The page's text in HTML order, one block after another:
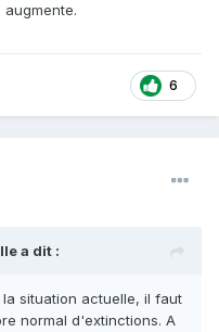
augmente.
6
a dit :
situation actuelle, il faut
normal d'extinctions. A